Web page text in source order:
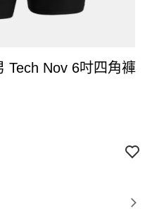
Tech Nov 6吋四角褲